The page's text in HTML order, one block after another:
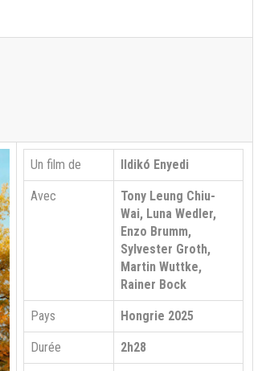
Un film de Ildikó Enyedi
Avec
Tony Leung Chiu-
Wai, Luna Wedler,
Enzo Brumm,
Sylvester Groth,
Martin Wuttke,
Rainer Bock
Pays Hongrie 2025
Durée 2h28